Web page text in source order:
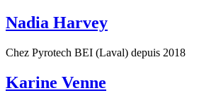
Nadia Harvey
Chez Pyrotech BEI (Laval) depuis 2018
Karine Venne